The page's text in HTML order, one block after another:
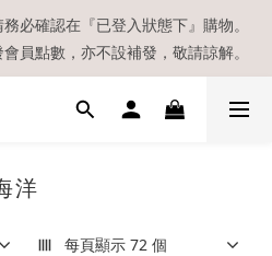
，現貨區以外的所有貨品都需要訂
貨喔！
必確認在『已登入狀態下』購物。
員點數，亦不設補發，敬請諒解。
及國際郵遞寄出後，本店只會以電
，現貨區以外的所有貨品都需要訂
貨喔！
洋
每頁顯示 72 個